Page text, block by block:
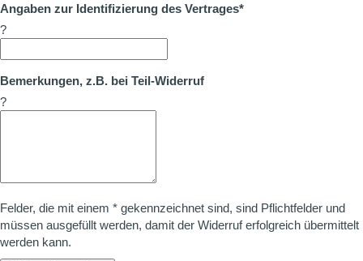
Angaben zur Identifizierung des Vertrages*
?
Bemerkungen, z.B. bei Teil-Widerruf
?
Felder, die mit einem * gekennzeichnet sind, sind Pflichtfelder und
müssen ausgefüllt werden, damit der Widerruf erfolgreich übermittelt
werden kann.